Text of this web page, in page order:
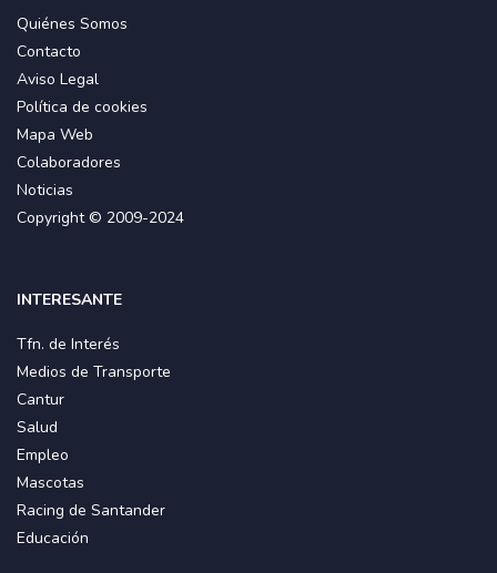
Quiénes Somos
Contacto
Aviso Legal
Política de cookies
Mapa Web
Colaboradores
Noticias
Copyright © 2009-2024
INTERESANTE
Tfn. de Interés
Medios de Transporte
Cantur
Salud
Empleo
Mascotas
Racing de Santander
Educación